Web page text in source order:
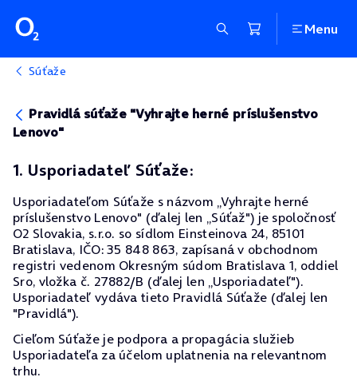
Menu
Súťaže
Pravidlá súťaže "Vyhrajte herné príslušenstvo
Lenovo"
1. Usporiadateľ Súťaže:
Usporiadateľom Súťaže s názvom „Vyhrajte herné
príslušenstvo Lenovo" (ďalej len „Súťaž") je spoločnosť
O2 Slovakia, s.r.o. so sídlom Einsteinova 24, 85101
Bratislava, IČO: 35 848 863, zapísaná v obchodnom
registri vedenom Okresným súdom Bratislava 1, oddiel
Sro, vložka č. 27882/B (ďalej len „Usporiadateľ").
Usporiadateľ vydáva tieto Pravidlá Súťaže (ďalej len
"Pravidlá").
Cieľom Súťaže je podpora a propagácia služieb
Usporiadateľa za účelom uplatnenia na relevantnom
trhu.